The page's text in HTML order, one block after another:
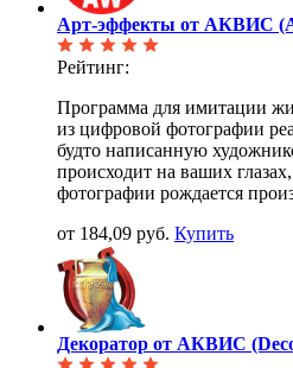
Арт-эффекты от АКВИС
Рейтинг:
Программа для имитации
из цифровой фотографии
будто написанную
происходит на ваших
фотографии рождается
от 184,09 руб. Купить
Декоратор от АКВИС